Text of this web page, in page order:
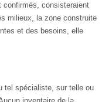
confirmés, consisteraient
milieux, la zone construite
et des besoins, elle
tel spécialiste, sur telle ou